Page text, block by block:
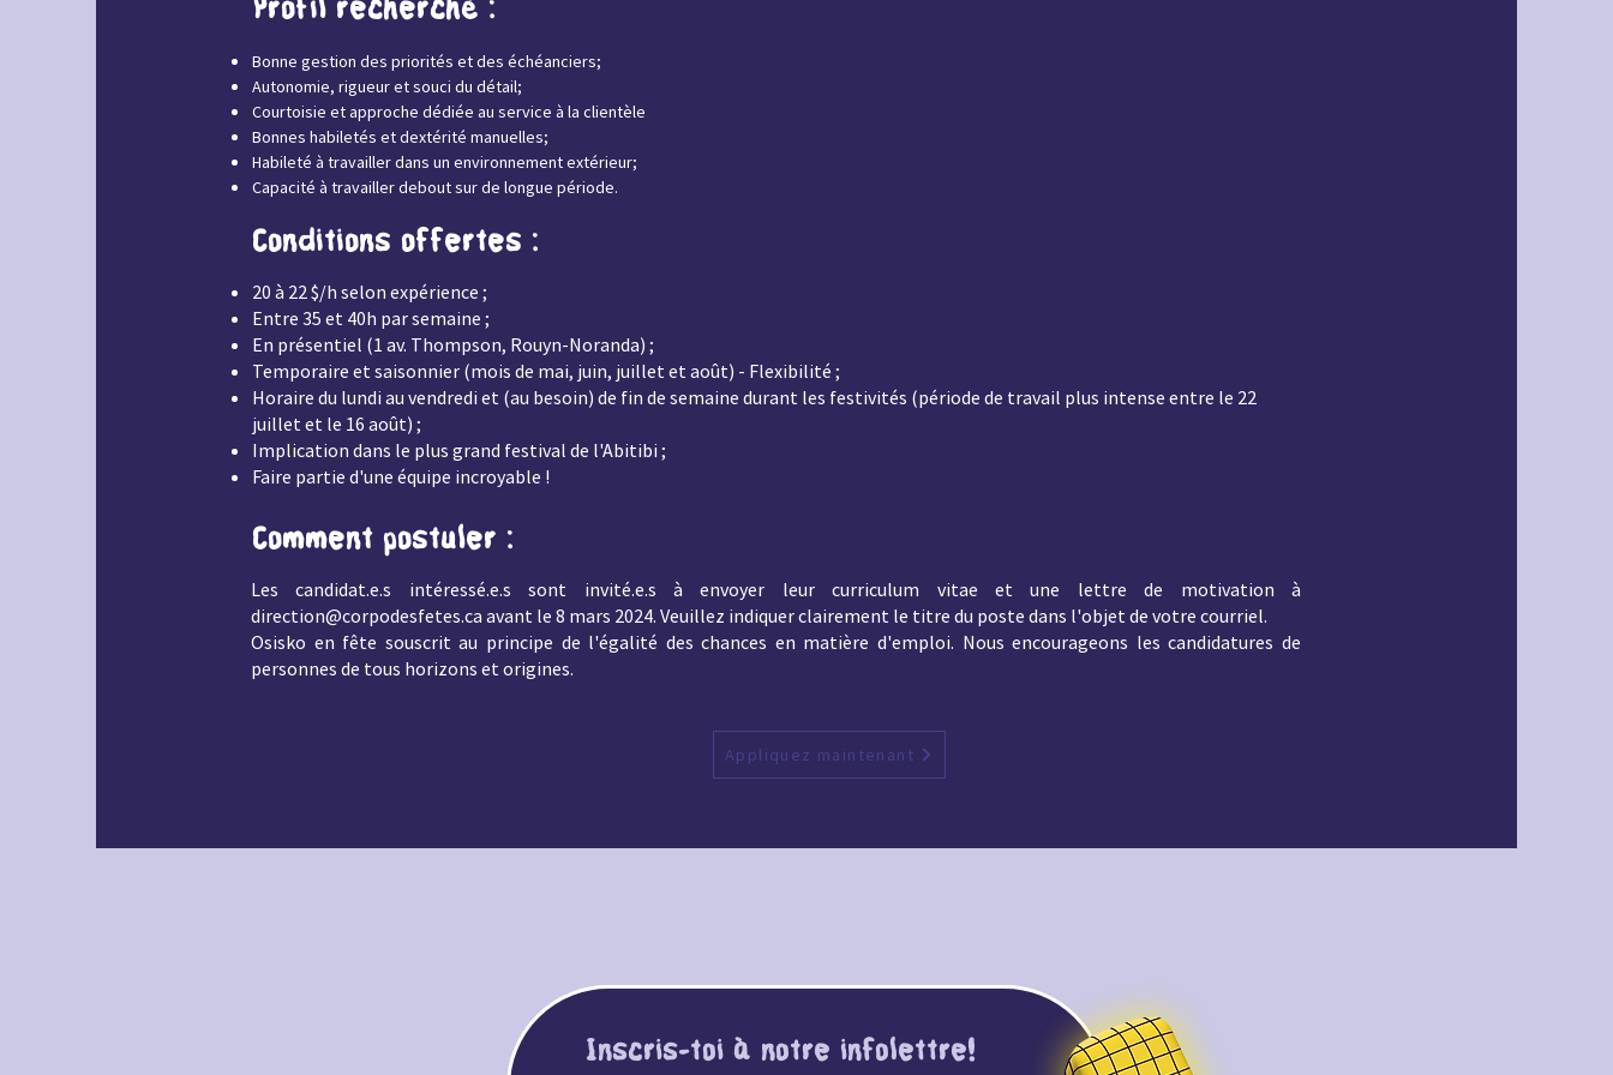
Bonne gestion des priorités et des échéanciers;
Autonomie, rigueur et souci du détail;
Courtoisie et approche dédiée au service à la clientèle
Bonnes habiletés et dextérité manuelles;
Habileté à travailler dans un environnement extérieur;
Capacité à travailler debout sur de longue période.
Conditions offertes :
20 à 22 $/h selon expérience ;​
Entre 35 et 40h par semaine ;
En présentiel (1 av. Thompson, Rouyn-Noranda) ;
Temporaire et saisonnier (mois de mai, juin, juillet et août) - Flexibilité ;
Horaire du lundi au vendredi et (au besoin) de fin de semaine durant les festivités (période de travail plus intense entre le 22
juillet et le 16 août) ;
Implication dans le plus grand festival de l'Abitibi ;
Faire partie d'une équipe incroyable !
Comment postuler :
Les candidat.e.s intéressé.e.s sont invité.e.s à envoyer leur curriculum vitae et une lettre de motivation à
direction@corpodesfetes.ca avant le 8 mars 2024. Veuillez indiquer clairement le titre du poste dans l'objet de votre courriel.
Osisko en fête souscrit au principe de l'égalité des chances en matière d'emploi. Nous encourageons les candidatures de
personnes de tous horizons et origines.
Appliquez maintenant
Inscris-toi à notre infolettre!